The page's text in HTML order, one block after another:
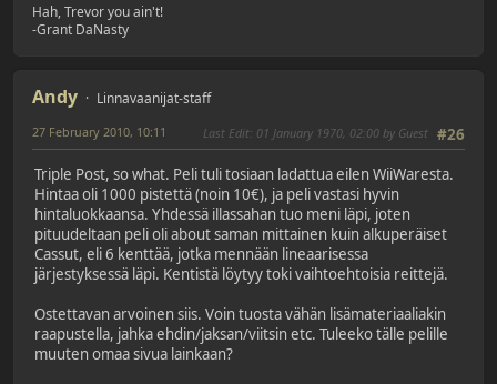
Hah, Trevor you ain't!
-Grant DaNasty
Andy Linnavaanijat-staff
#26
27 February 2010, 10:11 Last Edit: 01 January 1970, 02:00 by Guest
Triple Post, so what. Peli tuli tosiaan ladattua eilen WiiWaresta.
Hintaa oli 1000 pistettä (noin 10€), ja peli vastasi hyvin
hintaluokkaansa. Yhdessä illassahan tuo meni läpi, joten
pituudeltaan peli oli about saman mittainen kuin alkuperäiset
Cassut, eli 6 kenttää, jotka mennään lineaarisessa
järjestyksessä läpi. Kentistä löytyy toki vaihtoehtoisia reittejä.
Ostettavan arvoinen siis. Voin tuosta vähän lisämateriaaliakin
raapustella, jahka ehdin/jaksan/viitsin etc. Tuleeko tälle pelille
muuten omaa sivua lainkaan?